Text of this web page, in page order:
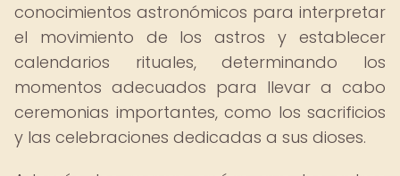
conocimientos astronómicos para interpretar
el movimiento de los astros y establecer
calendarios rituales, determinando los
momentos adecuados para llevar a cabo
ceremonias importantes, como los sacrificios
y las celebraciones dedicadas a sus dioses.